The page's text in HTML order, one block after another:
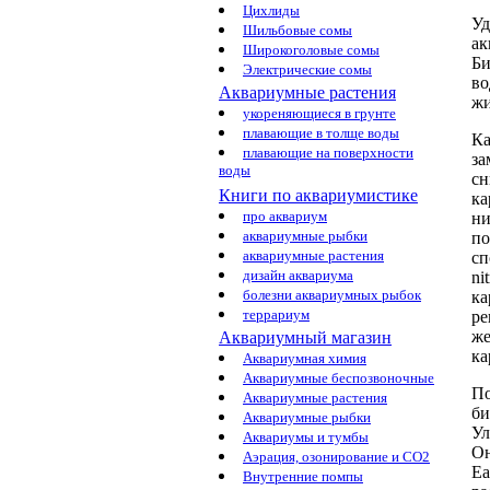
Цихлиды
Шильбовые сомы
Широкоголовые сомы
Электрические сомы
Аквариумные растения
укореняющиеся в грунте
плавающие в толще воды
плавающие на поверхности
воды
Книги по аквариумистике
про аквариум
аквариумные рыбки
аквариумные растения
дизайн аквариума
болезни аквариумных рыбок
террариум
Аквариумный магазин
Аквариумная химия
Аквариумные беспозвоночные
Аквариумные растения
Аквариумные рыбки
Аквариумы и тумбы
Аэрация, озонирование и CO2
Внутренние помпы